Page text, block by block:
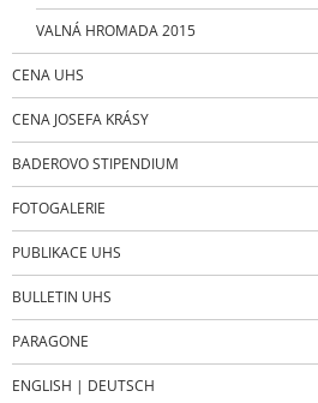
VALNÁ HROMADA 2015
CENA UHS
CENA JOSEFA KRÁSY
BADEROVO STIPENDIUM
FOTOGALERIE
PUBLIKACE UHS
BULLETIN UHS
PARAGONE
ENGLISH | DEUTSCH